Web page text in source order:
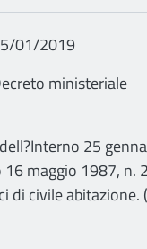
01/2019
ministeriale
25
maggio 1987, n.
di civile abitazione.